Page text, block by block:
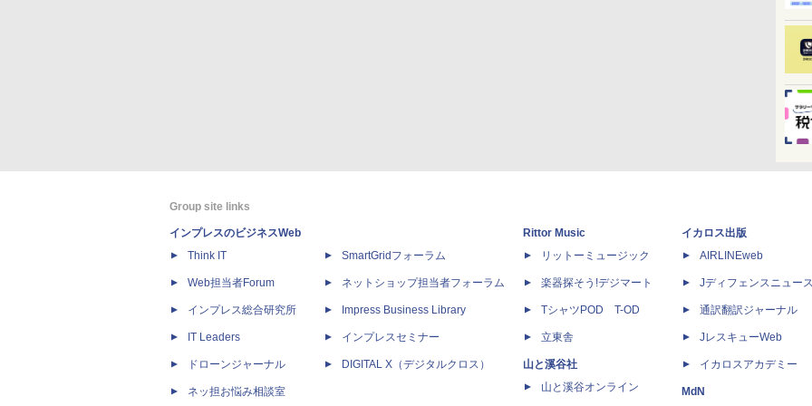
Group site links
インプレスのビジネスWeb
Think IT
Web担当者Forum
インプレス総合研究所
IT Leaders
ドローンジャーナル
ネッ担お悩み相談室
SmartGridフォーラム
ネットショップ担当者フォーラム
Impress Business Library
インプレスセミナー
DIGITAL X（デジタルクロス）
Rittor Music
リットーミュージック
楽器探そう!デジマート
TシャツPOD T-OD
立東舎
山と溪谷社
山と溪谷オンライン
イカロス出版
AIRLINEweb
Jディフェンスニュー
通訳翻訳ジャーナル
JレスキューWeb
イカロスアカデミー
MdN